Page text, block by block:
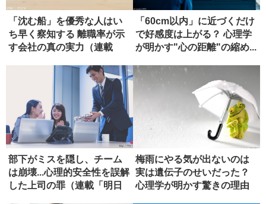
「沈む船」を優秀な人はい
ち早く察知する 離職率が示
す会社の真の実力（連載
「60cm以内」に近づくだけ
で好感度は上がる？ 心理学
が明かす"心の距離"の縮め...
部下がミスを隠し、チーム
は崩壊...心理的安全性を誤解
した上司の罪（連載「明日
梅雨にやる気が出ないのは
実は遺伝子のせいだった？
心理学が明かす驚きの理由